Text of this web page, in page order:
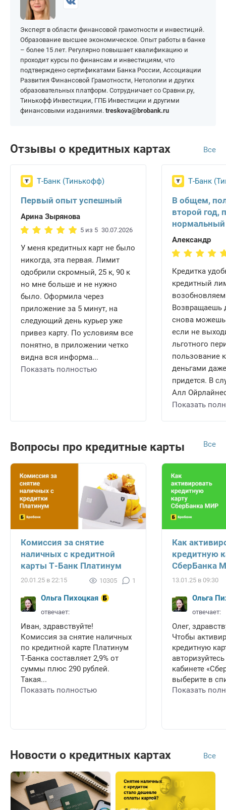
На 200 000 рублей
Эксперт в области финансовой грамотности и инвестиций.
Образование высшее экономическое. Опыт работы в банке
– более 15 лет. Регулярно повышает квалификацию и
проходит курсы по финансам и инвестициям, что
подтверждено сертификатами Банка России, Ассоциации
Развития Финансовой Грамотности, Нетологии и других
образовательных платформ. Сотрудничает со Сравни.ру,
Тинькофф Инвестиции, ГПБ Инвестиции и другими
финансовыми изданиями. treskova@brobank.ru
Отзывы о кредитных картах Все
Т-Банк (Тинькофф)
Первый опыт успешный
Арина Зырянова
5 из 5 30.07.2026
У меня кредитных карт не было
никогда, эта первая. Лимит
одобрили скромный, 25 к, 90 к
но мне больше и не нужно
было. Оформила через
приложение за 5 минут, на
следующий день курьер уже
привез карту. По условиям все
понятно, в приложении четко
видна вся информа...
Показать полностью
Т-Банк
В общем,
второй год,
нормальный
Александр
Кредитка
кредитный
Возвращаешь
снова можешь
если не
льготного
пользование
деньгами
придется. В
Алл
Показать
Вопросы про кредитные карты Все
Комиссия за снятие
наличных с кредитной
карты Т-Банк Платинум
20.01.25 в 22:15 10305 1
Ольга Пихоцкая
отвечает:
Иван, здравствуйте!
Комиссия за снятие наличных
по кредитной карте Платинум
Т-Банка составляет 2,9% от
суммы плюс 290 рублей.
Такая...
Показать полностью
Как
кредитную
СберБанка
13.01.25 в 09:30
Ольга
отвечает:
Олег,
Чтобы
кредитную
кабинете
выберите в
Показать
Новости о кредитных картах Все